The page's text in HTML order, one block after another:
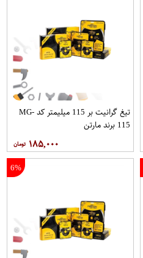
تیغ گرانیت بر 115 میلیمتر کد MG-
115 برند مارتن
۱۸۵,۰۰۰
6%